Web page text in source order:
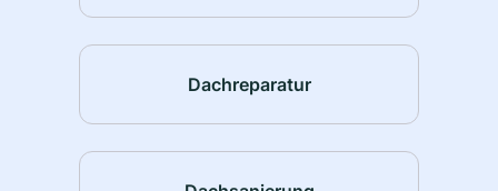
Dachreparatur